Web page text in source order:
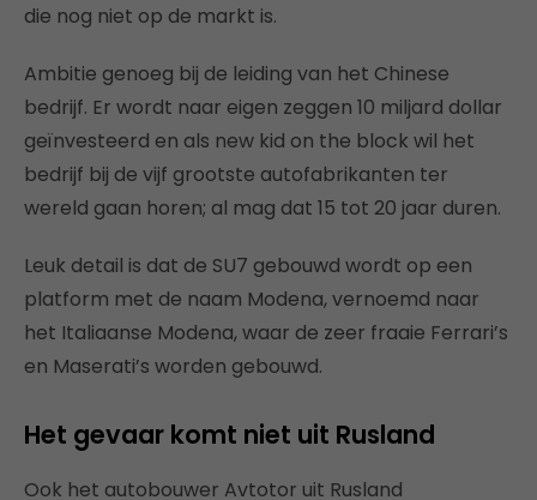
die nog niet op de markt is.
Ambitie genoeg bij de leiding van het Chinese
bedrijf. Er wordt naar eigen zeggen 10 miljard dollar
geïnvesteerd en als new kid on the block wil het
bedrijf bij de vijf grootste autofabrikanten ter
wereld gaan horen; al mag dat 15 tot 20 jaar duren.
Leuk detail is dat de SU7 gebouwd wordt op een
platform met de naam Modena, vernoemd naar
het Italiaanse Modena, waar de zeer fraaie Ferrari’s
en Maserati’s worden gebouwd.
Het gevaar komt niet uit Rusland
Ook het autobouwer Avtotor uit Rusland